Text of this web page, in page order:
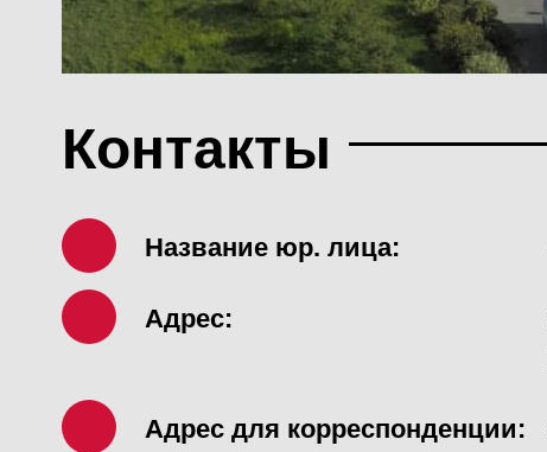
Контакты
Название юр. лица:
Адрес:
Адрес для корреспонденции: